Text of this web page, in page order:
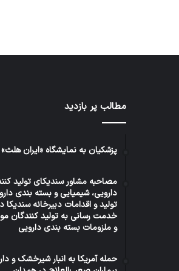
مطالب پر بازدید
پزشکیان به نمایشگاه «ایران
مصاحبه مشاور سندیکای تولید
دارویی، شیمیایی و بسته بندی
تولید و اقدامات دبیرخانه سندیکا
خدمت رسانی به تولید کنندگان
و ملزومات بسته بندی دارویی
حمله آمریکا به انبار شیرخشک و
۵ ساله دولت عراق در حوزه
مدیر
عمومی
وزارت
بهداشت
5 روز پیش
توئیت
روابط